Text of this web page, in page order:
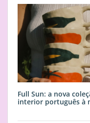
Full Sun: a nova
interior português à